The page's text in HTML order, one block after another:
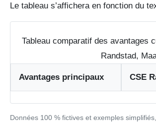
Le tableau s’affichera en fonction du
Tableau comparatif des avantages
Randstad,
Avantages principaux CSE
Données 100 % fictives et exemples